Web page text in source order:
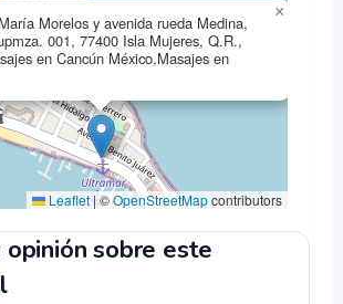
Morelos y avenida rueda Medina,
001, 77400 Isla Mujeres, Q.R.,
en Cancún México,Masajes en
×
Leaflet |©OpenStreetMapcontributors
opinión sobre este